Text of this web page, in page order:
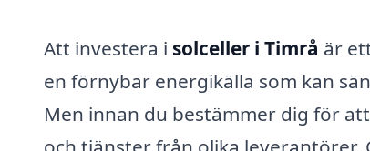
Att investera i solceller i Timrå är
en förnybar energikälla som kan
Men innan du bestämmer dig för